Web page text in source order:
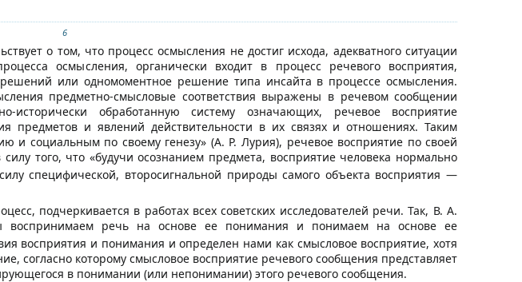
6
о том, что процесс осмысления не достиг исхода, адекватного ситуации
осмысления, органически входит в процесс речевого восприятия,
решений или одномоментное решение типа инсайта в процессе осмысления.
предметно-смысловые соответствия выражены в речевом сообщении
исторически обработанную систему означающих, речевое восприятие
предметов и явлений действительности в их связях и отношениях. Таким
и социальным по своему генезу» (А. Р. Лурия), речевое восприятие по своей
того, что «будучи осознанием предмета, восприятие человека нормально
специфической, второсигнальной природы самого объекта восприятия —
подчеркивается в работах всех советских исследователей речи. Так, В. А.
воспринимаем речь на основе ее понимания и понимаем на основе ее
восприятия и понимания и определен нами как смысловое восприятие, хотя
согласно которому смысловое восприятие речевого сообщения представляет
в понимании (или непонимании) этого речевого сообщения.